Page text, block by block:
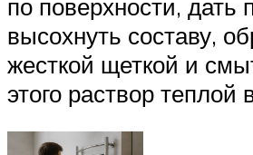
по поверхности, дать
высохнуть составу,
жесткой щеткой и
этого раствор теплой